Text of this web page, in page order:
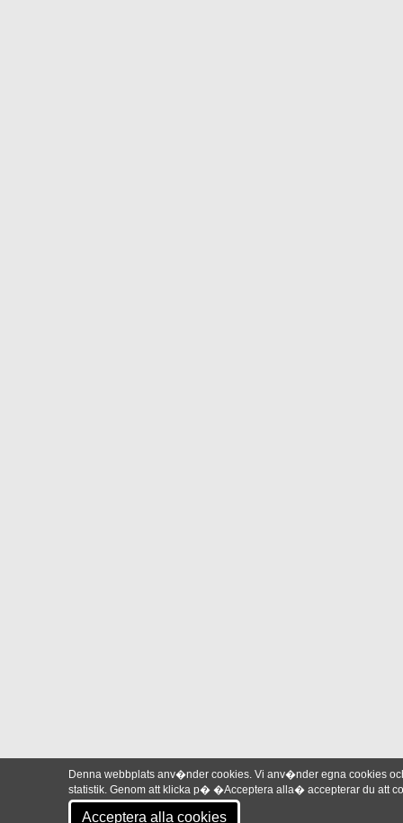
Denna webbplats anv�nder cookies. Vi anv�nder egna cookies
statistik. Genom att klicka p� �Acceptera alla� accepterar du att
Acceptera alla cookies